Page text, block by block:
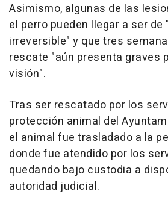
Asimismo, algunas de las
el perro pueden llegar a ser
irreversible" y que tres
rescate "aún presenta graves
visión".
Tras ser rescatado por los
protección animal del
el animal fue trasladado a la
donde fue atendido por los
quedando bajo custodia a
autoridad judicial.